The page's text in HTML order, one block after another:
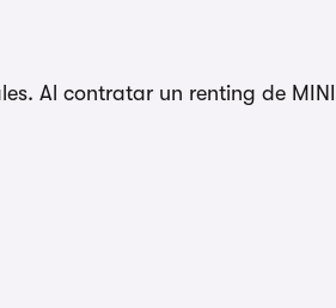
Al contratar un renting de